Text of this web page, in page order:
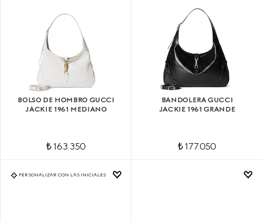
BOLSO DE HOMBRO GUCCI
JACKIE 1961 MEDIANO
₺ 163.350
BANDOLERA GUCCI
JACKIE 1961 GRANDE
₺ 177.050
PERSONALIZAR CON LAS INICIALES